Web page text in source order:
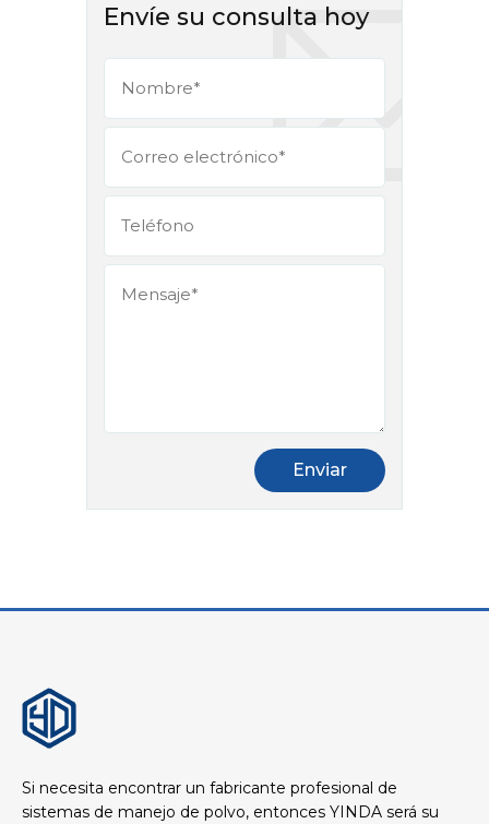
Envíe su consulta hoy
Si necesita encontrar un fabricante profesional de
sistemas de manejo de polvo, entonces YINDA será su